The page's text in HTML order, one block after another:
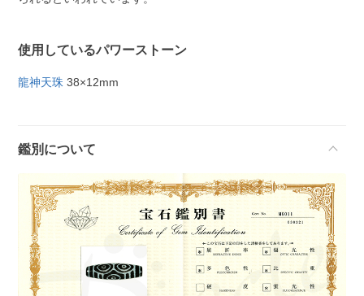
使用しているパワーストーン
龍神天珠 38×12mm
鑑別について